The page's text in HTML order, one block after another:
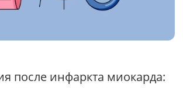
после инфаркта миокарда: